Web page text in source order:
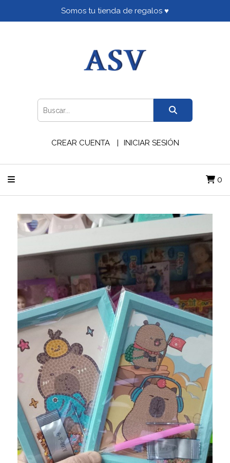
Somos tu tienda de regalos ♥
CREAR CUENTA INICIAR SESIÓN
0